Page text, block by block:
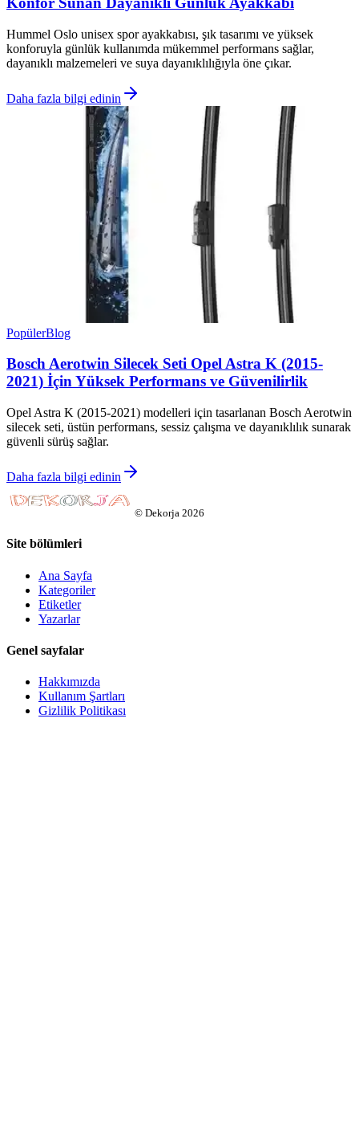
Hummel Oslo unisex spor ayakkabısı, şık tasarımı ve yüksek
konforuyla günlük kullanımda mükemmel performans sağlar,
dayanıklı malzemeleri ve suya dayanıklılığıyla öne çıkar.
Daha fazla bilgi edinin
PopülerBlog
Bosch Aerotwin Silecek Seti Opel Astra K (2015-
2021) İçin Yüksek Performans ve Güvenilirlik
Opel Astra K (2015-2021) modelleri için tasarlanan Bosch Aerotwin
silecek seti, üstün performans, sessiz çalışma ve dayanıklılık sunarak
güvenli sürüş sağlar.
Daha fazla bilgi edinin
© Dekorja 2026
Site bölümleri
Ana Sayfa
Kategoriler
Etiketler
Yazarlar
Genel sayfalar
Hakkımızda
Kullanım Şartları
Gizlilik Politikası